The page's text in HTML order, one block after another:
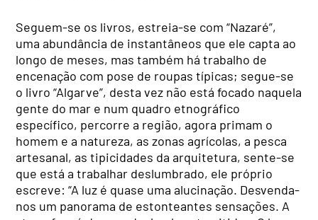
Seguem-se os livros, estreia-se com “Nazaré”,
uma abundância de instantâneos que ele capta ao
longo de meses, mas também há trabalho de
encenação com pose de roupas típicas; segue-se
o livro “Algarve”, desta vez não está focado naquela
gente do mar e num quadro etnográfico
específico, percorre a região, agora primam o
homem e a natureza, as zonas agrícolas, a pesca
artesanal, as tipicidades da arquitetura, sente-se
que está a trabalhar deslumbrado, ele próprio
escreve: “A luz é quase uma alucinação. Desvenda-
nos um panorama de estonteantes sensações. A